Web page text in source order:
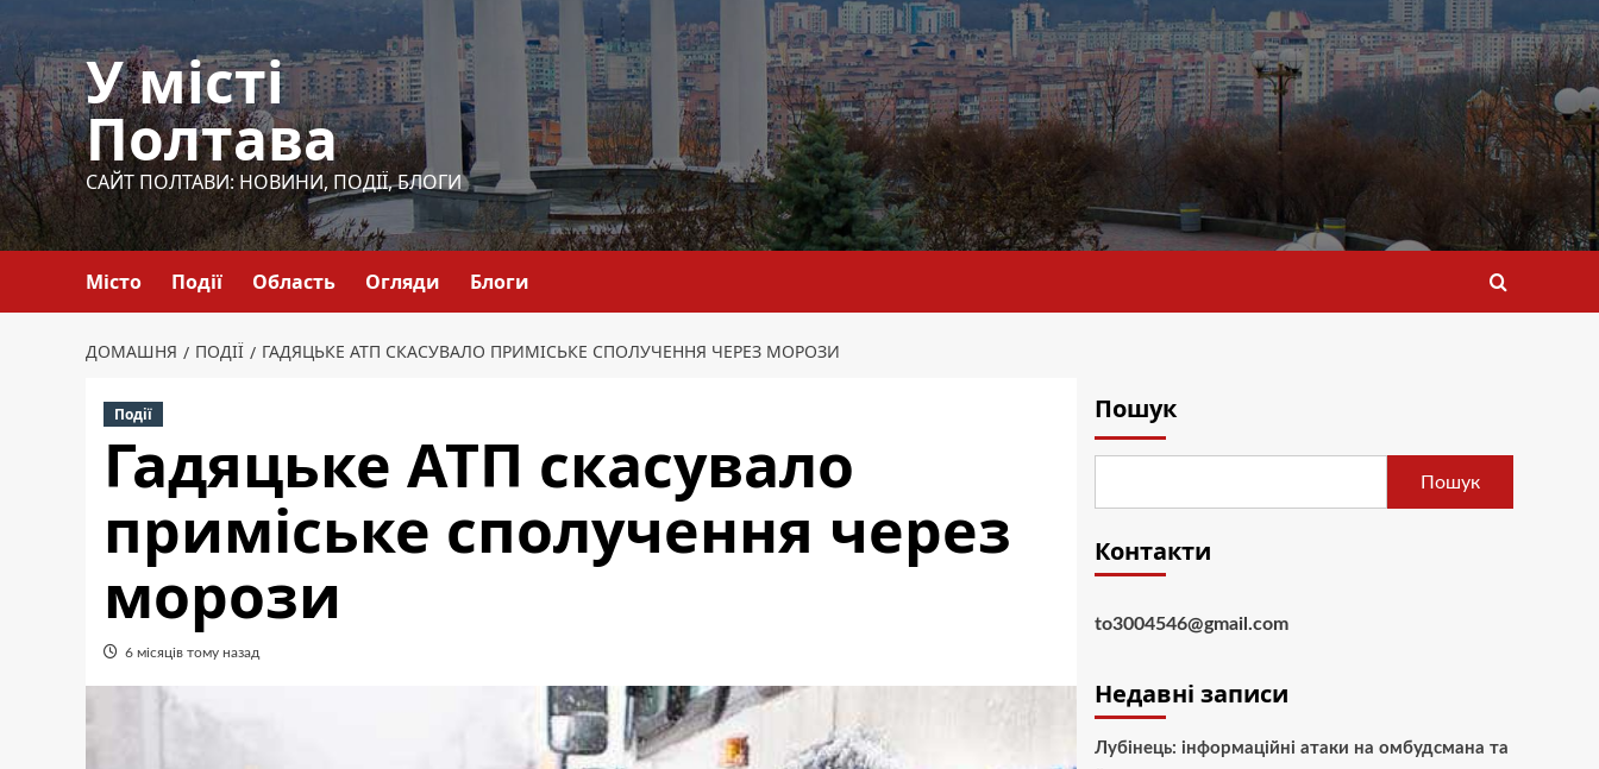
до
вмісту
У місті
Полтава
САЙТ ПОЛТАВИ: НОВИНИ, ПОДІЇ, БЛОГИ
Місто Події Область Огляди Блоги
ДОМАШНЯ ПОДІЇ ГАДЯЦЬКЕ АТП СКАСУВАЛО ПРИМІСЬКЕ СПОЛУЧЕННЯ ЧЕРЕЗ МОРОЗИ
Події
Гадяцьке АТП скасувало
приміське сполучення через
морози
6 місяців тому назад
Пошук
Пошук
Контакти
to3004546@gmail.com
Недавні записи
Лубінець: інформаційні атаки на омбудсмана та